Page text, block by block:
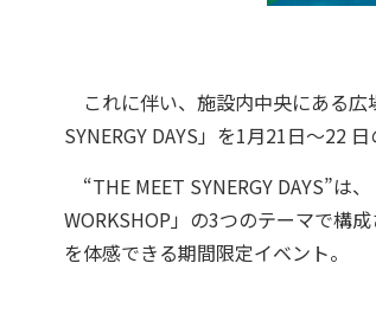
これに伴い、施設内中央にある広
SYNERGY DAYS」を1月21⽇～22
“THE MEET SYNERGY DAYS”は
WORKSHOP」の3つのテーマで構
を体感できる期間限定イベント。